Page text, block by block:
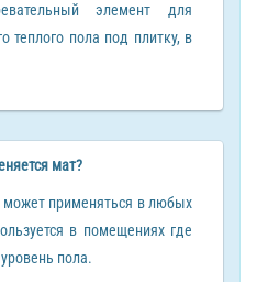
элемент для
теплого пола под плитку, в
мат?
может применяться в любых
в помещениях где
пола.